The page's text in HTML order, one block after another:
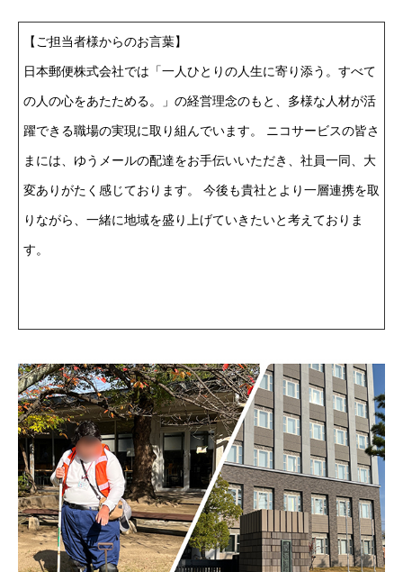
【ご担当者様からのお言葉】
日本郵便株式会社では「一人ひとりの人生に寄り添う。すべて
の人の心をあたためる。」の経営理念のもと、多様な人材が活
躍できる職場の実現に取り組んでいます。 ニコサービスの皆さ
まには、ゆうメールの配達をお手伝いいただき、社員一同、大
変ありがたく感じております。 今後も貴社とより一層連携を取
りながら、一緒に地域を盛り上げていきたいと考えておりま
す。